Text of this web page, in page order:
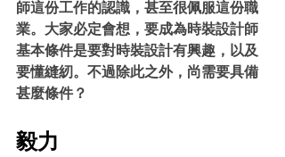
師這份工作的認識，甚至很佩服這份職
業。大家必定會想，要成為時裝設計師
基本條件是要對時裝設計有興趣，以及
要懂縫紉。不過除此之外，尚需要具備
甚麼條件？
毅力